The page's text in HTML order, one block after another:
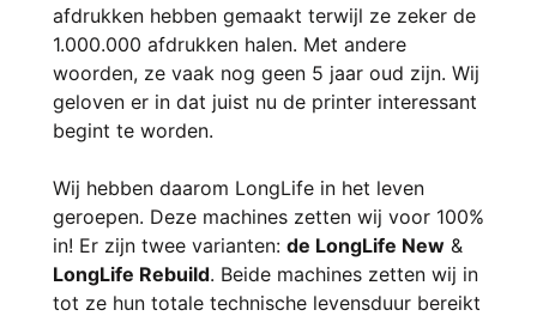
afdrukken hebben gemaakt terwijl ze zeker de
1.000.000 afdrukken halen. Met andere
woorden, ze vaak nog geen 5 jaar oud zijn. Wij
geloven er in dat juist nu de printer interessant
begint te worden.
Wij hebben daarom LongLife in het leven
geroepen. Deze machines zetten wij voor 100%
in! Er zijn twee varianten: de LongLife New&
LongLife Rebuild. Beide machines zetten wij in
tot ze hun totale technische levensduur bereikt